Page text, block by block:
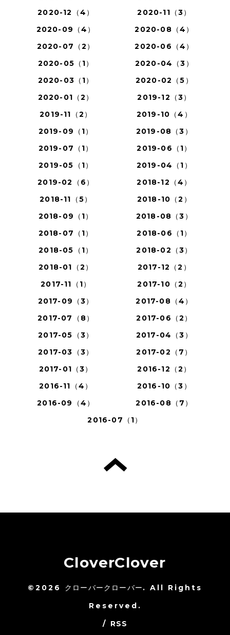
2020-12（4）
2020-11（3）
2020-09（4）
2020-08（4）
2020-07（2）
2020-06（4）
2020-05（1）
2020-04（3）
2020-03（1）
2020-02（5）
2020-01（2）
2019-12（3）
2019-11（2）
2019-10（4）
2019-09（1）
2019-08（3）
2019-07（1）
2019-06（1）
2019-05（1）
2019-04（1）
2019-02（6）
2018-12（4）
2018-11（5）
2018-10（2）
2018-09（1）
2018-08（3）
2018-07（1）
2018-06（1）
2018-05（1）
2018-02（3）
2018-01（2）
2017-12（2）
2017-11（1）
2017-10（2）
2017-09（3）
2017-08（4）
2017-07（8）
2017-06（2）
2017-05（3）
2017-04（3）
2017-03（3）
2017-02（7）
2017-01（3）
2016-12（2）
2016-11（4）
2016-10（3）
2016-09（4）
2016-08（7）
2016-07（1）
CloverClover
©2026 クローバークローバー. All Rights
Reserved.
/ RSS